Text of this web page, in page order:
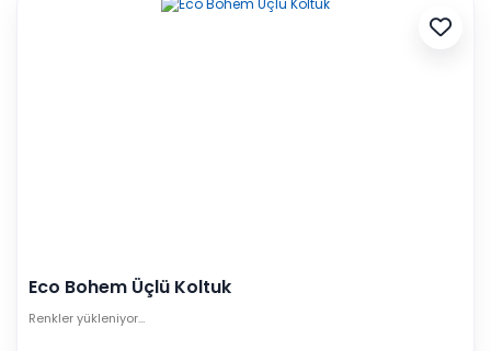
Eco Bohem Üçlü Koltuk
Renkler yükleniyor…